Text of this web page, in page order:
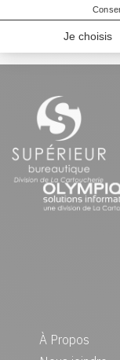
À Propos